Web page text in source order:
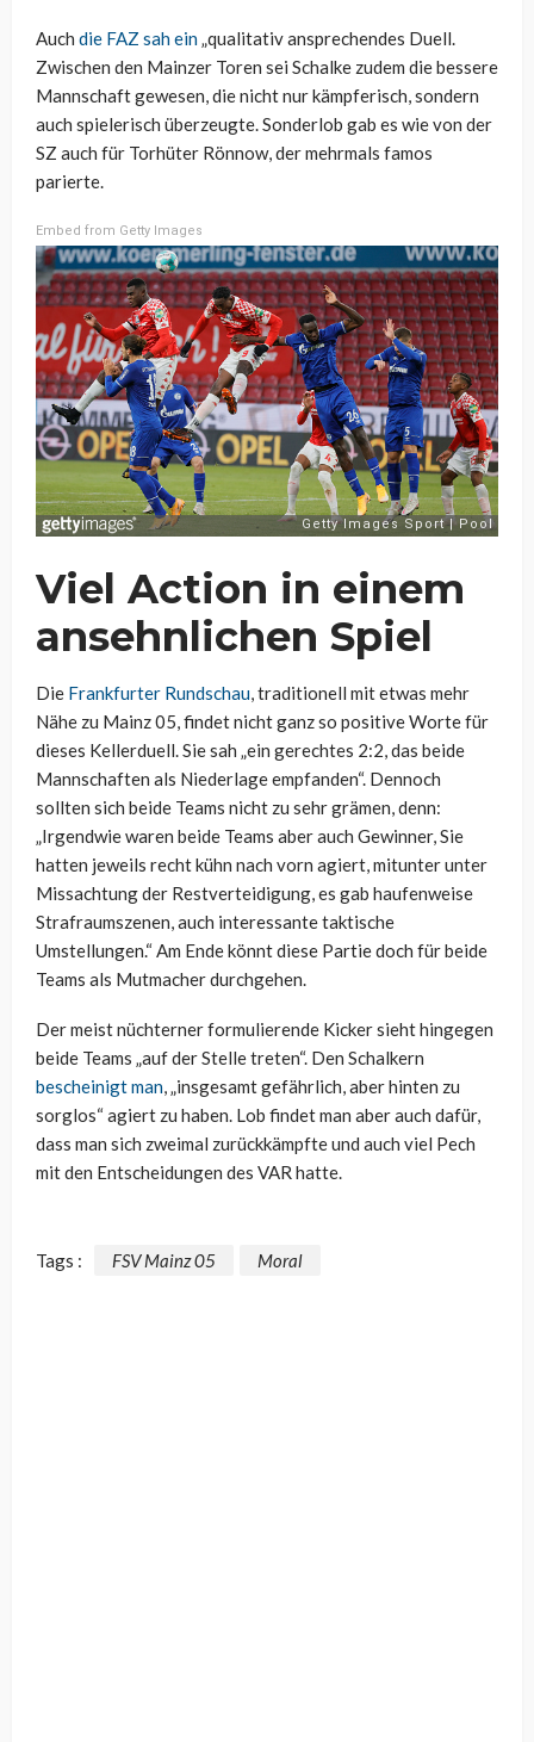
Auch die FAZ sah ein„qualitativ ansprechendes Duell.
Zwischen den Mainzer Toren sei Schalke zudem die bessere
Mannschaft gewesen, die nicht nur kämpferisch, sondern
auch spielerisch überzeugte. Sonderlob gab es wie von der
SZ auch für Torhüter Rönnow, der mehrmals famos
parierte.
Embed from Getty Images
Viel Action in einem
ansehnlichen Spiel
Die Frankfurter Rundschau, traditionell mit etwas mehr
Nähe zu Mainz 05, findet nicht ganz so positive Worte für
dieses Kellerduell. Sie sah „ein gerechtes 2:2, das beide
Mannschaften als Niederlage empfanden“. Dennoch
sollten sich beide Teams nicht zu sehr grämen, denn:
„Irgendwie waren beide Teams aber auch Gewinner, Sie
hatten jeweils recht kühn nach vorn agiert, mitunter unter
Missachtung der Restverteidigung, es gab haufenweise
Strafraumszenen, auch interessante taktische
Umstellungen.“ Am Ende könnt diese Partie doch für beide
Teams als Mutmacher durchgehen.
Der meist nüchterner formulierende Kicker sieht hingegen
beide Teams „auf der Stelle treten“. Den Schalkern
bescheinigt man, „insgesamt gefährlich, aber hinten zu
sorglos“ agiert zu haben. Lob findet man aber auch dafür,
dass man sich zweimal zurückkämpfte und auch viel Pech
mit den Entscheidungen des VAR hatte.
Tags : FSV Mainz 05 Moral